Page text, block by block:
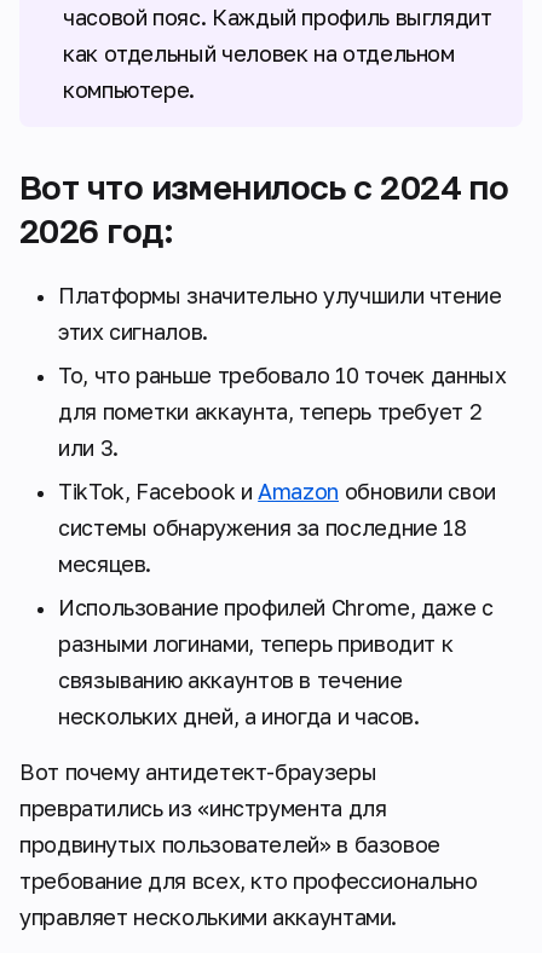
часовой пояс. Каждый профиль выглядит
как отдельный человек на отдельном
компьютере.
Вот что изменилось с 2024 по
2026 год:
Платформы значительно улучшили чтение
этих сигналов.
То, что раньше требовало 10 точек данных
для пометки аккаунта, теперь требует 2
или 3.
TikTok, Facebook иAmazon обновили свои
системы обнаружения за последние 18
месяцев.
Использование профилей Chrome, даже с
разными логинами, теперь приводит к
связыванию аккаунтов в течение
нескольких дней, а иногда и часов.
Вот почему антидетект-браузеры
превратились из «инструмента для
продвинутых пользователей» в базовое
требование для всех, кто профессионально
управляет несколькими аккаунтами.